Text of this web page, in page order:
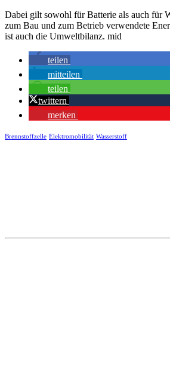
Dabei gilt sowohl für Batterie als auch für
zum Bau und zum Betrieb verwendete
ist auch die Umweltbilanz. mid
teilen
mitteilen
teilen
twittern
merken
Brennstoffzelle Elektromobilität Wasserstoff